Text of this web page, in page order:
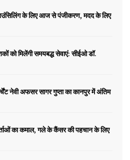
के लिए आज से पंजीकरण, मदद के लिए
को मिलेंगी समयबद्ध सेवाएं: सीईओ डॉ.
नेवी अफसर सागर गुप्ता का कानपुर में अंतिम
का कमाल, गले के कैंसर की पहचान के लिए